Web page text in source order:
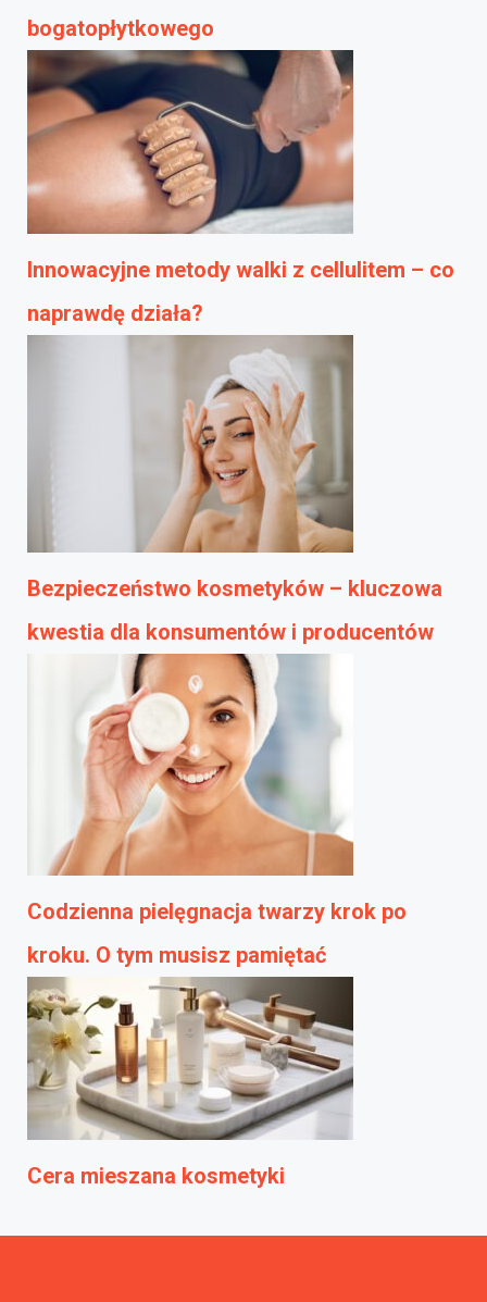
bogatopłytkowego
Innowacyjne metody walki z cellulitem – co
naprawdę działa?
Bezpieczeństwo kosmetyków – kluczowa
kwestia dla konsumentów i producentów
Codzienna pielęgnacja twarzy krok po
kroku. O tym musisz pamiętać
Cera mieszana kosmetyki